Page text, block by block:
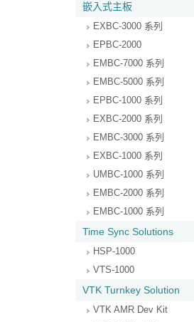
嵌入式主板
EXBC-3000 系列
EPBC-2000
EMBC-7000 系列
EMBC-5000 系列
EPBC-1000 系列
EXBC-2000 系列
EMBC-3000 系列
EXBC-1000 系列
UMBC-1000 系列
EMBC-2000 系列
EMBC-1000 系列
Time Sync Solutions
HSP-1000
VTS-1000
VTK Turnkey Solution
VTK AMR Dev Kit